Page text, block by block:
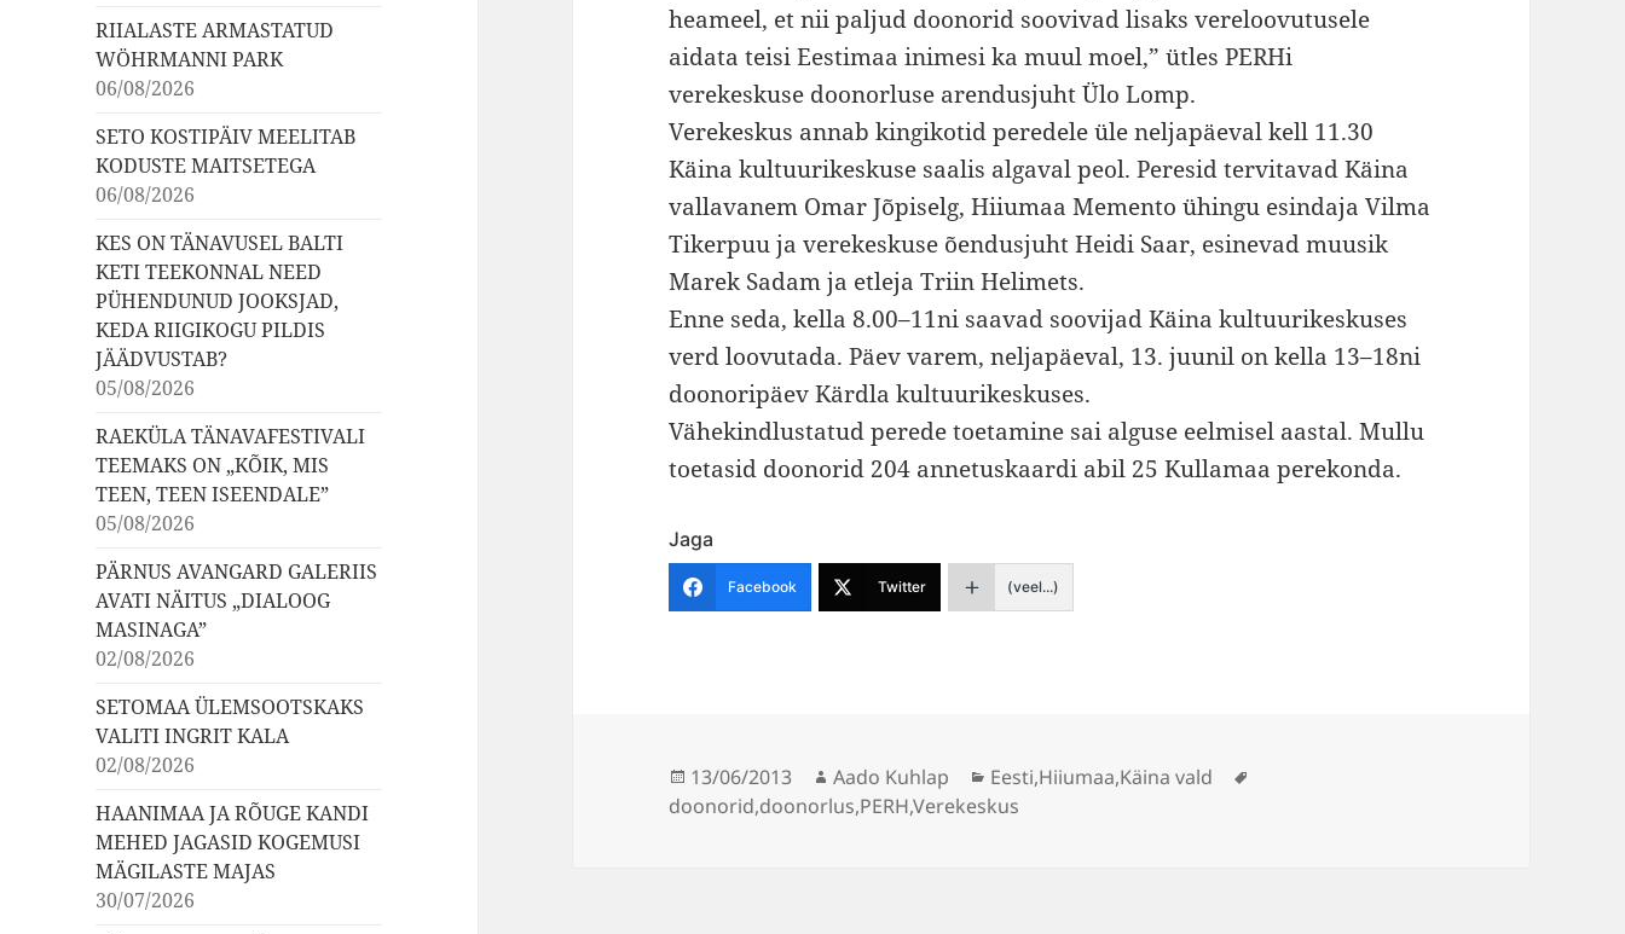
RIIALASTE ARMASTATUD
WÖHRMANNI PARK
06/08/2026
SETO KOSTIPÄIV MEELITAB
KODUSTE MAITSETEGA
06/08/2026
KES ON TÄNAVUSEL BALTI
KETI TEEKONNAL NEED
PÜHENDUNUD JOOKSJAD,
KEDA RIIGIKOGU PILDIS
JÄÄDVUSTAB?
05/08/2026
RAEKÜLA TÄNAVAFESTIVALI
TEEMAKS ON „KÕIK, MIS
TEEN, TEEN ISEENDALE”
05/08/2026
PÄRNUS AVANGARD GALERIIS
AVATI NÄITUS „DIALOOG
MASINAGA”
02/08/2026
SETOMAA ÜLEMSOOTSKAKS
VALITI INGRIT KALA
02/08/2026
HAANIMAA JA RÕUGE KANDI
MEHED JAGASID KOGEMUSI
MÄGILASTE MAJAS
30/07/2026
heameel, et nii paljud doonorid soovivad lisaks vereloovutusele
aidata teisi Eestimaa inimesi ka muul moel,” ütles PERHi
verekeskuse doonorluse arendusjuht Ülo Lomp.
Verekeskus annab kingikotid peredele üle neljapäeval kell 11.30
Käina kultuurikeskuse saalis algaval peol. Peresid tervitavad Käina
vallavanem Omar Jõpiselg, Hiiumaa Memento ühingu esindaja Vilma
Tikerpuu ja verekeskuse õendusjuht Heidi Saar, esinevad muusik
Marek Sadam ja etleja Triin Helimets.
Enne seda, kella 8.00–11ni saavad soovijad Käina kultuurikeskuses
verd loovutada. Päev varem, neljapäeval, 13. juunil on kella 13–18ni
doonoripäev Kärdla kultuurikeskuses.
Vähekindlustatud perede toetamine sai alguse eelmisel aastal. Mullu
toetasid doonorid 204 annetuskaardi abil 25 Kullamaa perekonda.
Jaga
Facebook Twitter (veel...)
Postitatud
13/06/2013 Autor
Aado Kuhlap Rubriigid
Eesti,Hiiumaa,Käina vald
doonorid,doonorlus,PERH,Verekeskus